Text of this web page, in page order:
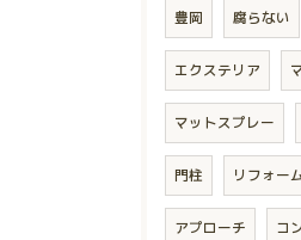
豊岡 腐らない
エクステリア
マットスプレー
門柱 リフォー
アプローチ コ